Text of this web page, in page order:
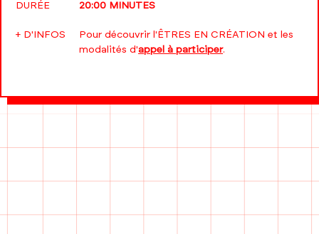
DURÉE 20:00 MINUTES
+ D'INFOS
Pour découvrir l'ÊTRES EN CRÉATION et les
modalités d'appel à participer.